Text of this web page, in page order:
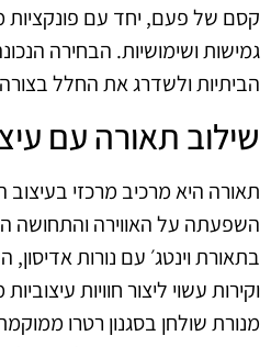
קסם של פעם, יחד עם פונקציות
גמישות ושימושיות. הבחירה
הביתיות ולשדרג את החלל
שילוב תאורה עם
תאורה היא מרכיב מרכזי
השפעתה על האווירה והתחושה
בתאורת וינטג׳ עם נורות
וקירות עשוי ליצור חוויות
מנורת שולחן בסגנון רטרו